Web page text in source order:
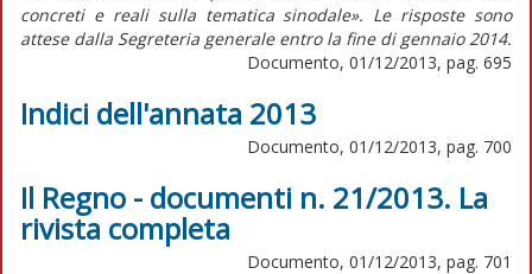
concreti e reali sulla tematica sinodale». Le risposte sono
attese dalla Segreteria generale entro la fine di gennaio 2014.
Documento, 01/12/2013, pag. 695
Indici dell'annata 2013
Documento, 01/12/2013, pag. 700
Il Regno - documenti n. 21/2013. La
rivista completa
Documento, 01/12/2013, pag. 701